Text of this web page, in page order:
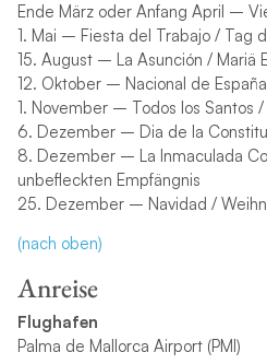
Ende März oder Anfang April –
1. Mai – Fiesta del Trabajo / Tag
15. August – La Asunción / Mariä
12. Oktober – Nacional de
1. November – Todos los Santos
6. Dezember – Dia de la
8. Dezember – La Inmaculada
unbefleckten Empfängnis
25. Dezember – Navidad /
(nach oben)
Anreise
Flughafen
Palma de Mallorca Airport (PMI)